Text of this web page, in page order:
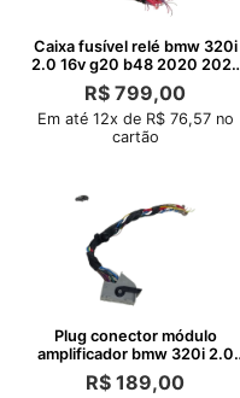
Caixa fusível relé bmw 320i
2.0 16v g20 b48 2020 2021
2022
R$ 799,00
Em até 12x de R$ 76,57 no
cartão
Plug conector módulo
amplificador bmw 320i 2.0
2021 2022
R$ 189,00